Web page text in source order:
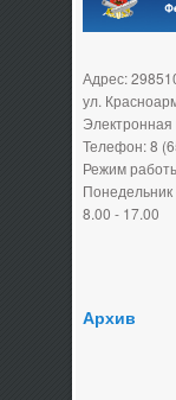
Адрес:
ул.
Телефон: 8
Режим
8.00 - 17.00
Архив